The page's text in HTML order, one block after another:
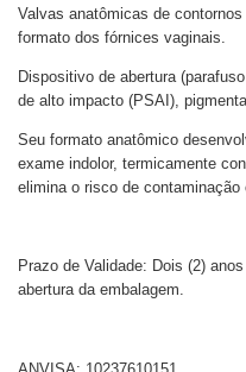
Valvas anatômicas de
formato dos fórnices vaginais.
Dispositivo de abertura
de alto impacto (PSAI),
Seu formato anatômico
exame indolor, termicamente
elimina o risco de contaminação
Prazo de Validade: Dois (2)
abertura da embalagem.